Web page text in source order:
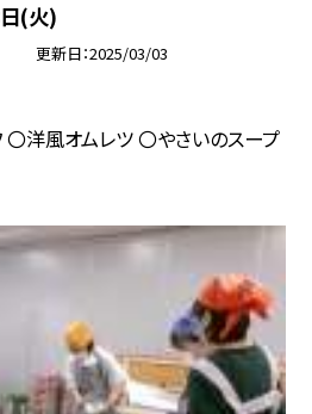
(火)
更新日 2025/03/03
洋風オムレツ 〇やさいのスープ